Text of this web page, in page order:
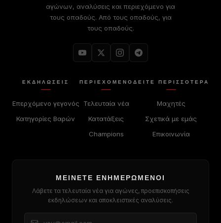
αγώνων, αναλύσεις και περιεχόμενο για
τους οπαδούς. Από τους οπαδούς, για
τους οπαδούς.
ΕΚΔΗΛΏΣΕΙΣ
Επερχόμενο γεγονός
Κατηγορίες Βαρών
ΠΕΡΙΕΧΌΜΕΝΟ
Τελευταία νέα
Κατατάξεις
Champions
ΔΕΊΤΕ ΠΕΡΙΣΣΟΤΕΡΑ
Μαχητές
Σχετικά με εμάς
Επικοινωνία
ΜΕΊΝΕΤΕ ΕΝΗΜΕΡΩΜΈΝΟΙ
Λάβετε τα τελευταία νέα για αγώνες, προεπισκοπήσεις
εκδηλώσεων και αποκλειστικές αναλύσεις.